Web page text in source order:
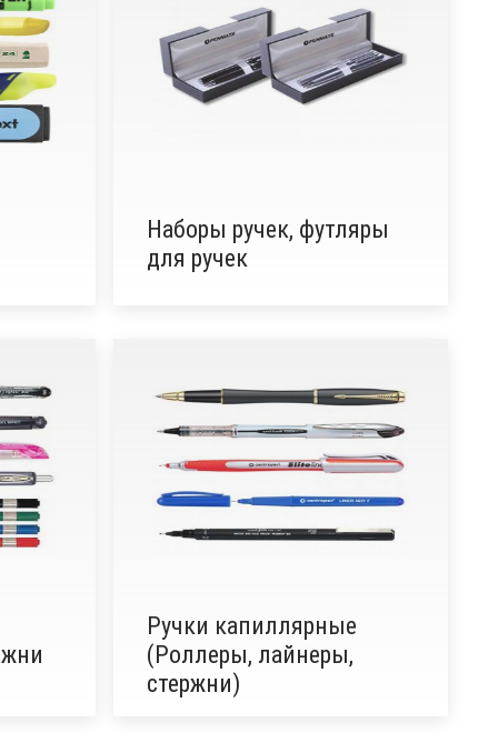
Наборы ручек, футляры
для ручек
Ручки капиллярные
(Роллеры, лайнеры,
стержни)